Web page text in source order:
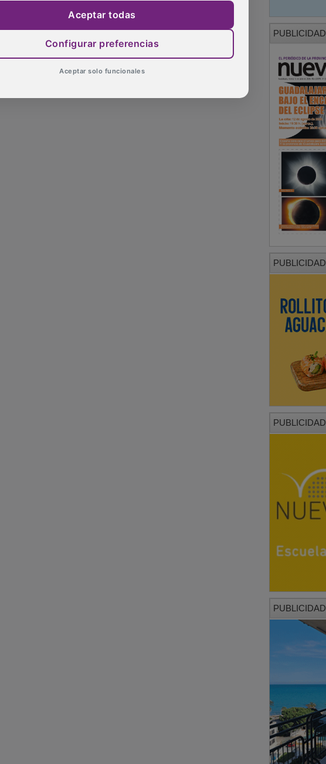
PUBLICIDAD
PUBLICIDAD
PUBLICIDAD
PUBLICIDAD
Aceptar todas
Configurar preferencias
Aceptar solo funcionales